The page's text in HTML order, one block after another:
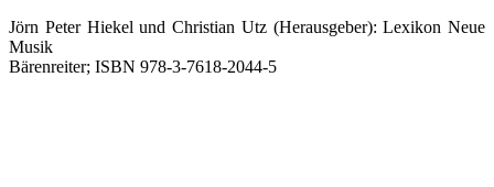
Jörn Peter Hiekel und Christian Utz (Herausgeber): Lexikon Neue
Musik
Bärenreiter; ISBN 978-3-7618-2044-5